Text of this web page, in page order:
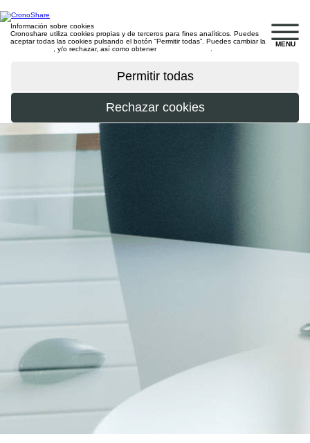
MENU
Información sobre cookies
Cronoshare utiliza cookies propias y de terceros para fines analíticos. Puedes
aceptar todas las cookies pulsando el botón “Permitir todas”. Puedes cambiar la
, y/o rechazar, así como obtener